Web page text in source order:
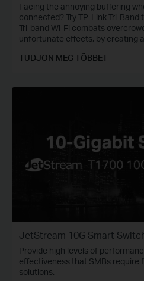
Facing the annoying buffering
connected? Try TP-Link Tri-Band
Tri-band Wi-Fi combats
unfortunate effects, by creating
TUDJON MEG TÖBBET
JetStream 10G Smart
Provide high levels of
effectiveness that SMBs require
solutions.